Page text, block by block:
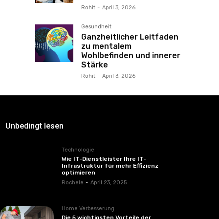
Rohit - April 3, 2026
Gesundheit
Ganzheitlicher Leitfaden
zu mentalem
Wohlbefinden und innerer
Stärke
Rohit - April 3, 2026
Unbedingt lesen
Technologie
Wie IT-Dienstleister Ihre IT-
Infrastruktur für mehr Effizienz
optimieren
Rochele - April 23, 2025
Home Verbesserung
Die 5 wichtigsten Vorteile der